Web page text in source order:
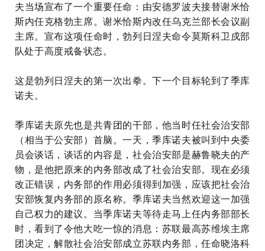
夫当场宣布了一个重要任命：由安德罗波夫接替谢米恰
斯内任克格勃主席。谢米恰斯内改任乌克兰部长会议副
主席。宣布这项任命时，勃列日涅夫命令莫斯科卫戍部
队处于高度戒备状态。
这是勃列日涅夫的第一次出拳。下一个目标轮到了季库
诺夫。
季库诺夫原先也是共青团的干部，他当时任社会治安部
（相当于公安部）首脑。一天，季库诺夫被叫到中央委
员会谈话，谈话的内容是，社会治安部是赫鲁晓夫的产
物，是他把原来的内务部改成了社会治安部。现在必须
改正错误，内务部的作用必须得到加强，应该把社会治
安部恢复内务部的原名称。季库诺夫当然欢迎这一加强
自己权力的建议。当季库诺夫等待走马上任内务部部长
时，看到了令他大吃一惊的消息：苏联最高苏维埃主席
团决定，解散社会治安部成立苏联内务部，任命晓洛科